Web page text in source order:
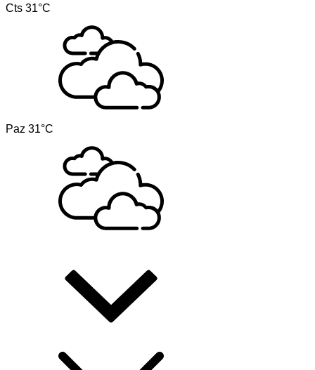
Cts 31°C
Paz 31°C